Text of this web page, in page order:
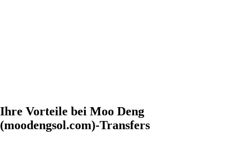
Ihre Vorteile bei Moo Deng
(moodengsol.com)-Transfers